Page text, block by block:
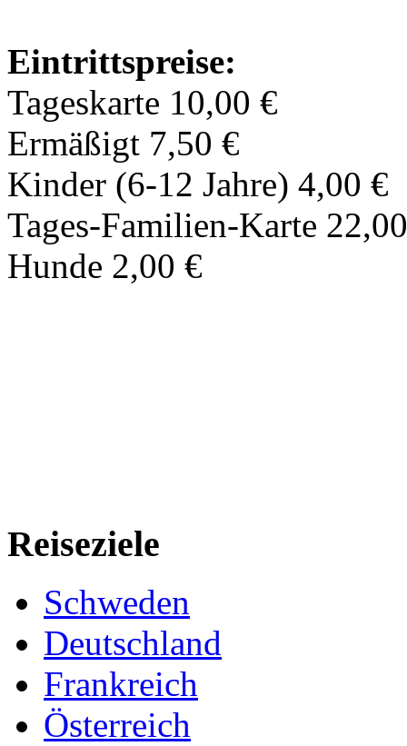
Eintrittspreise:
Tageskarte 10,00 €
Ermäßigt 7,50 €
Kinder (6-12 Jahre) 4,00 €
Tages-Familien-Karte
Hunde 2,00 €
Reiseziele
Schweden
Deutschland
Frankreich
Österreich